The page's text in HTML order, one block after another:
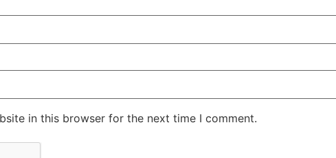
in this browser for the next time I comment.